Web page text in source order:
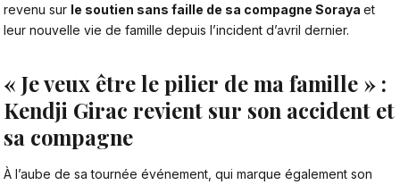
revenu sur le soutien sans faille de sa compagne Soraya et
leur nouvelle vie de famille depuis l’incident d’avril dernier.
« Je veux être le pilier de ma famille » :
Kendji Girac revient sur son accident et
sa compagne
À l’aube de sa tournée événement, qui marque également son